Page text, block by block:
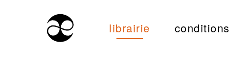
librairie conditions